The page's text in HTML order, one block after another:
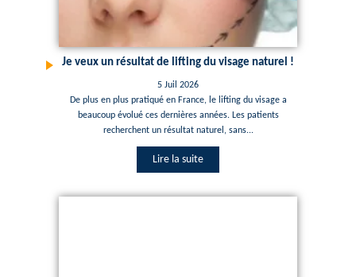
Je veux un résultat de lifting du visage naturel !
5 Juil 2026
De plus en plus pratiqué en France, le lifting du visage a
beaucoup évolué ces dernières années. Les patients
recherchent un résultat naturel, sans...
Lire la suite